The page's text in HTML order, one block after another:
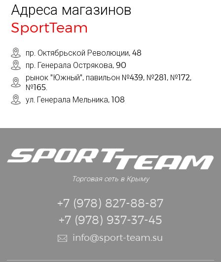
Адреса магазинов
SportTeam
пр. Октябрьской Революции, 48
пр. Генерала Острякова, 90
рынок "Южный", павильон №439, №281, №172,
№165.
ул. Генерала Мельника, 108
Торговая сеть в Крыму
+7 (978) 827-88-87
+7 (978) 937-37-45
info@sport-team.su